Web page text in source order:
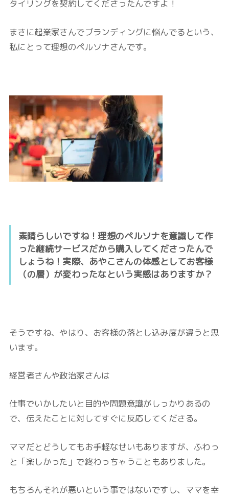
タイリングを契約してくださったんですよ！
まさに起業家さんでブランディングに悩んでるという、
私にとって理想のペルソナさんです。
素晴らしいですね！理想のペルソナを意識して作
った継続サービスだから購入してくださったんで
しょうね！実際、あやこさんの体感としてお客様
（の層）が変わったなという実感はありますか？
そうですね、やはり、お客様の落とし込み度が違うと思
います。
経営者さんや政治家さんは
仕事でいかしたいと目的や問題意識がしっかりあるの
で、伝えたことに対してすぐに反応してくださる。
ママだとどうしてもお手軽なせいもありますが、ふわっ
と「楽しかった」で終わっちゃうこともありました。
もちろんそれが悪いという事ではないですし、ママを幸